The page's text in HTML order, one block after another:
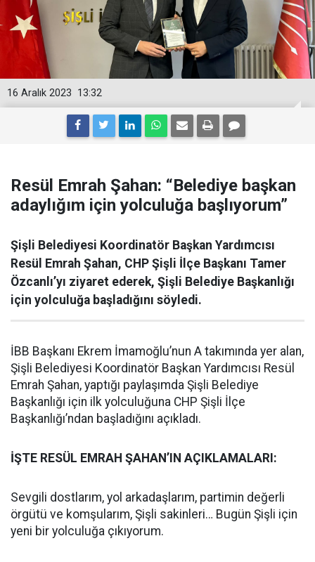
13:32
16 Aralık 2023
Resül Emrah Şahan: “Belediye başkan
adaylığım için yolculuğa başlıyorum”
Şişli Belediyesi Koordinatör Başkan Yardımcısı
Resül Emrah Şahan, CHP Şişli İlçe Başkanı Tamer
Özcanlı’yı ziyaret ederek, Şişli Belediye Başkanlığı
için yolculuğa başladığını söyledi.
İBB Başkanı Ekrem İmamoğlu’nun A takımında yer alan,
Şişli Belediyesi Koordinatör Başkan Yardımcısı Resül
Emrah Şahan, yaptığı paylaşımda Şişli Belediye
Başkanlığı için ilk yolculuğuna CHP Şişli İlçe
Başkanlığı’ndan başladığını açıkladı.
İŞTE RESÜL EMRAH ŞAHAN’IN AÇIKLAMALARI:
Sevgili dostlarım, yol arkadaşlarım, partimin değerli
örgütü ve komşularım, Şişli sakinleri… Bugün Şişli için
yeni bir yolculuğa çıkıyorum.